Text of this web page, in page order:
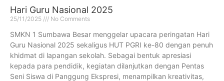
Hari Guru Nasional 2025
25/11/2025 No Comments
SMKN 1 Sumbawa Besar menggelar upacara peringatan Hari
Guru Nasional 2025 sekaligus HUT PGRI ke-80 dengan penuh
khidmat di lapangan sekolah. Sebagai bentuk apresiasi
kepada para pendidik, kegiatan dilanjutkan dengan Pentas
Seni Siswa di Panggung Ekspresi, menampilkan kreativitas,